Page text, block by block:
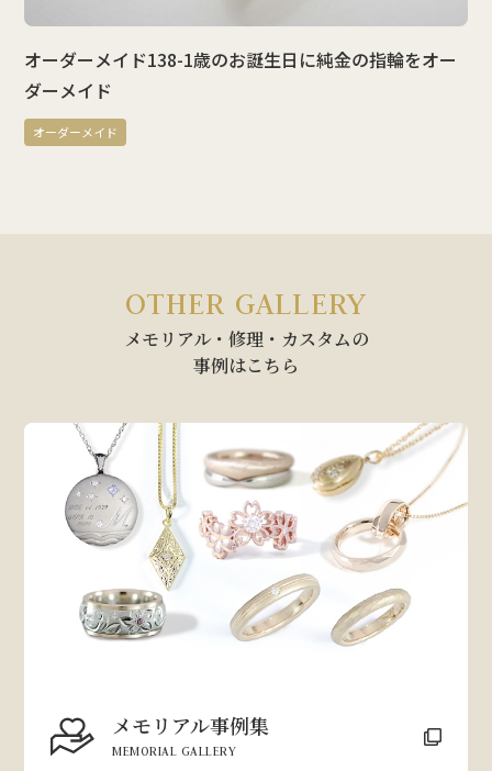
オーダーメイド138-1歳のお誕生日に純金の指輪をオー
ダーメイド
オーダーメイド
OTHER GALLERY
メモリアル・修理・カスタムの
事例はこちら
メモリアル事例集
MEMORIAL GALLERY